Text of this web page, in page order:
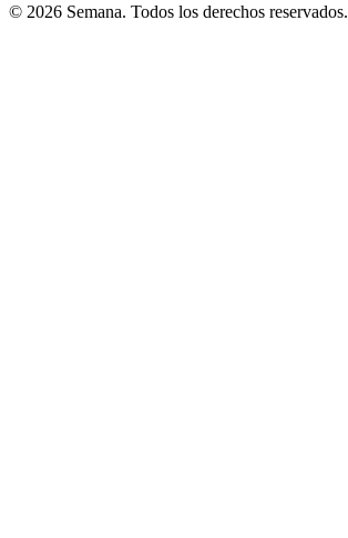
© 2026 Semana. Todos los derechos reservados.